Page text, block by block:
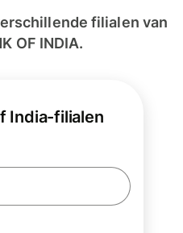
filialen van
OF INDIA.
India-filialen